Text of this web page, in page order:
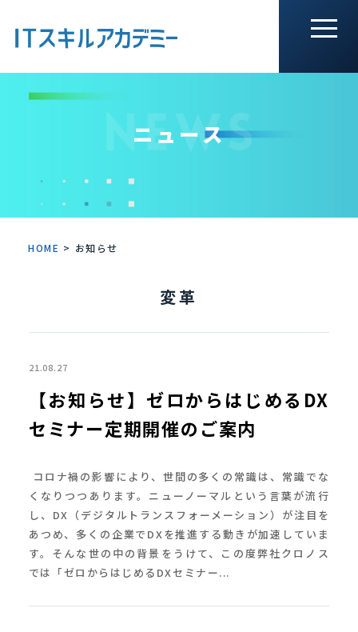
ニュース
HOME > お知らせ
変革
21.08.27
【お知らせ】ゼロからはじめるDX
セミナー定期開催のご案内
コロナ禍の影響により、世間の多くの常識は、常識でな
くなりつつあります。ニューノーマルという言葉が流行
し、DX（デジタルトランスフォーメーション）が注目を
あつめ、多くの企業でDXを推進する動きが加速していま
す。そんな世の中の背景をうけて、この度弊社クロノス
では「ゼロからはじめるDXセミナー...